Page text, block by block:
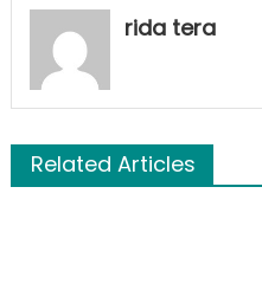
rida tera
Related Articles